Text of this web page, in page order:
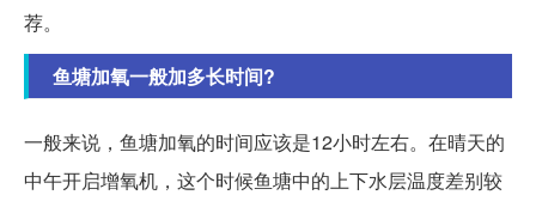
荐。
鱼塘加氧一般加多长时间?
一般来说，鱼塘加氧的时间应该是12小时左右。在晴天的
中午开启增氧机，这个时候鱼塘中的上下水层温度差别较